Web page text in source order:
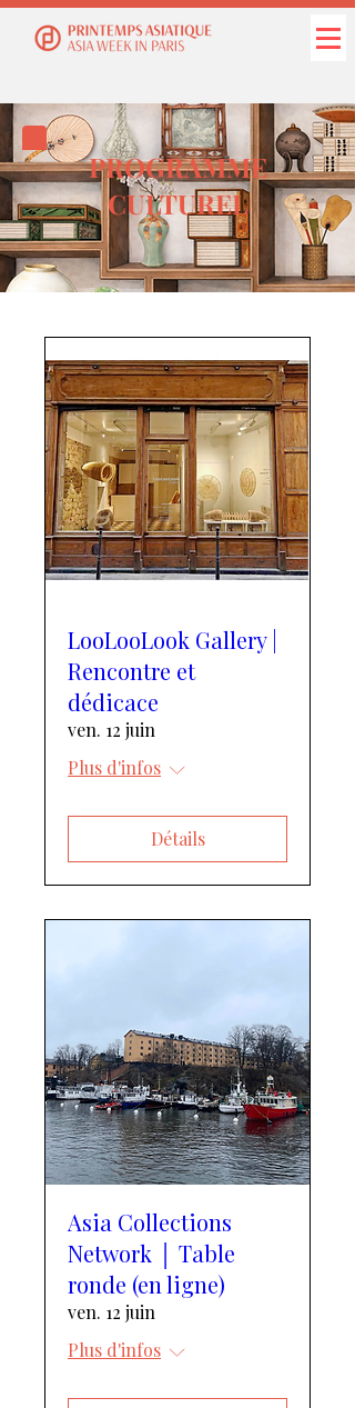
PROGRAMME
CULTUREL
LooLooLook Gallery |
Rencontre et
dédicace
ven. 12 juin
Plus d'infos
Détails
Asia Collections
Network │ Table
ronde (en ligne)
ven. 12 juin
Plus d'infos